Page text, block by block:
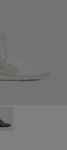
K300264-004 -
- K300264-